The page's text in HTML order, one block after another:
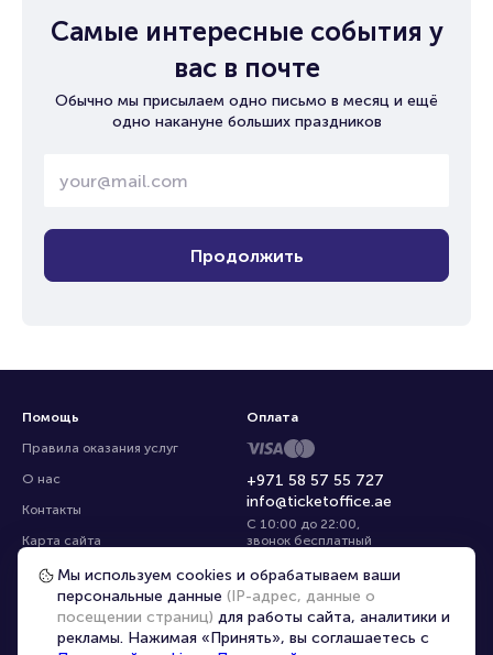
Самые интересные события у
вас в почте
Обычно мы присылаем одно письмо в месяц и ещё
одно накануне больших праздников
Продолжить
Помощь
Правила оказания услуг
О нас
Контакты
Карта сайта
Управление cookies
+971 58 57 55 727
info@ticketoffice.ae
С 10:00 до 22:00,
звонок бесплатный
Все площадки
Оплата
Выбрать город | Ru
Мы используем cookies и обрабатываем ваши
персональные данные (IP-адрес, данные о
посещении страниц) для работы сайта, аналитики и
рекламы. Нажимая «Принять», вы соглашаетесь с